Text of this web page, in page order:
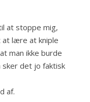
at stoppe mig,
lære at kniple
man ikke burde
sker det jo faktisk
af.